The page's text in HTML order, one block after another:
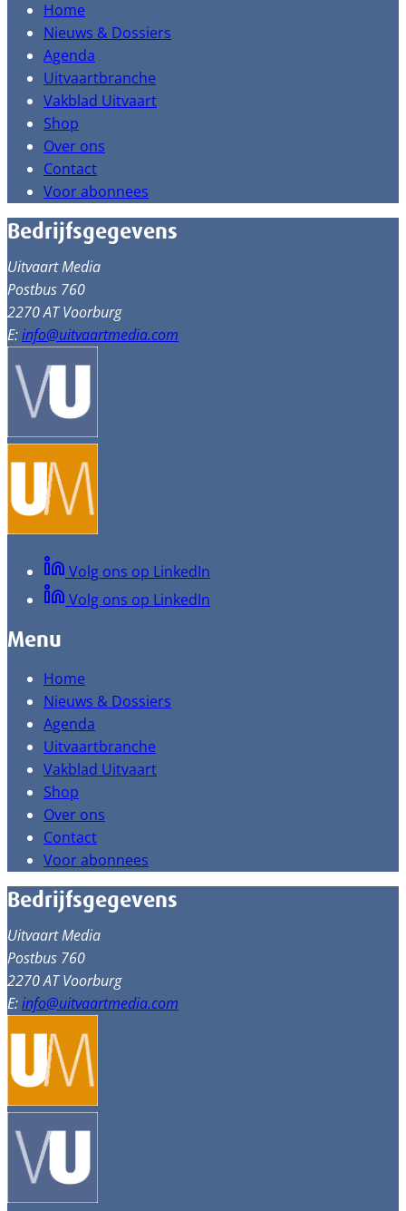
Home
Nieuws & Dossiers
Agenda
Uitvaartbranche
Vakblad Uitvaart
Shop
Over ons
Contact
Voor abonnees
Bedrijfsgegevens
Uitvaart Media
Postbus 760
2270 AT Voorburg
E:info@uitvaartmedia.com
Volg ons op LinkedIn
Volg ons op LinkedIn
Menu
Home
Nieuws & Dossiers
Agenda
Uitvaartbranche
Vakblad Uitvaart
Shop
Over ons
Contact
Voor abonnees
Bedrijfsgegevens
Uitvaart Media
Postbus 760
2270 AT Voorburg
E:info@uitvaartmedia.com